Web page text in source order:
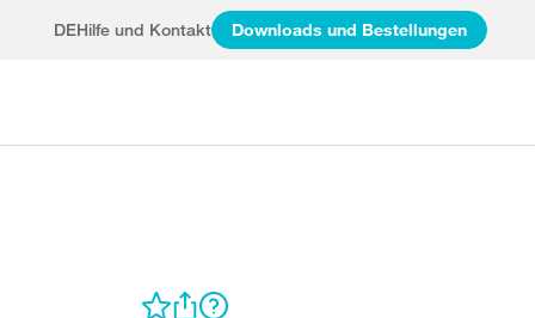
DEHilfe und Kontakt Downloads und Bestellungen